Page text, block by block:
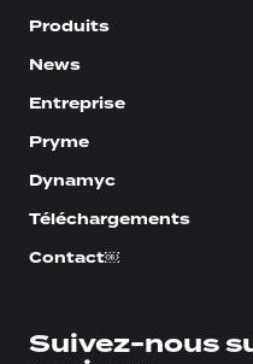
Produits
News
Entreprise
Pryme
Dynamyc
Téléchargements
Contact￼
Suivez-nous